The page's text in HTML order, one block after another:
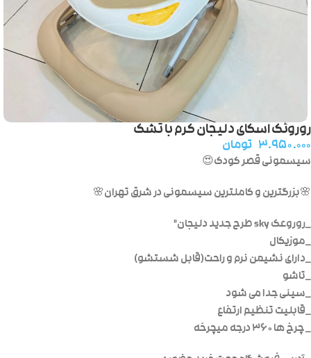
روروئک اسکای دلیجان کرم با تشک
۳.۹۵۰.۰۰۰ تومان
سیسمونی قصر کودک😍
🌸بزرگترین و کاملترین سیسمونی در شرق تهران🌸
_روروعک sky طرح جدید دلیجان”
_موزیکال
_دارای نشیمن نرم و راحت(قابل شستشو)
_تاشو
_سینی جدا می شود
_قابلیت تنظیم ارتفاع
_ چرخ ها ۳۶۰ درجه میچرخه